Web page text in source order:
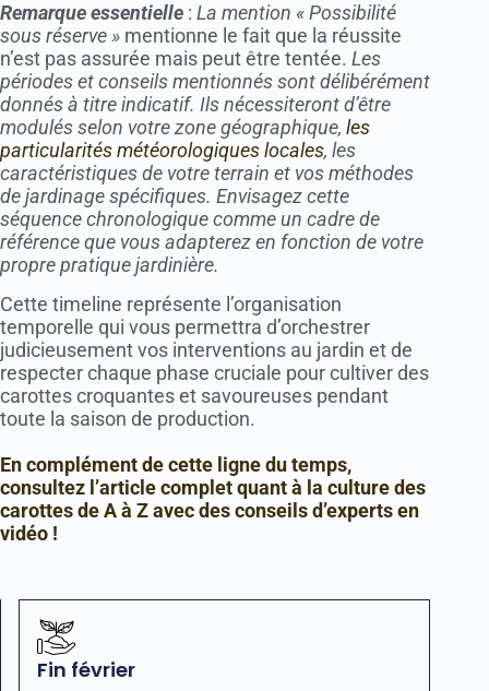
Remarque essentielle : La mention « Possibilité
sous réserve » mentionne le fait que la réussite
n’est pas assurée mais peut être tentée. Les
périodes et conseils mentionnés sont délibérément
donnés à titre indicatif. Ils nécessiteront d’être
modulés selon votre zone géographique, les
particularités météorologiques locales, les
caractéristiques de votre terrain et vos méthodes
de jardinage spécifiques. Envisagez cette
séquence chronologique comme un cadre de
référence que vous adapterez en fonction de votre
propre pratique jardinière.
Cette timeline représente l’organisation
temporelle qui vous permettra d’orchestrer
judicieusement vos interventions au jardin et de
respecter chaque phase cruciale pour cultiver des
carottes croquantes et savoureuses pendant
toute la saison de production.
En complément de cette ligne du temps,
consultez l’article complet quant à la culture des
carottes de A à Z avec des conseils d’experts en
vidéo !
Fin février